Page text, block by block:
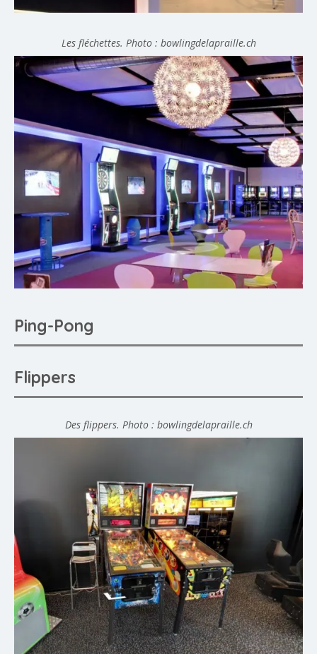
Les fléchettes. Photo : bowlingdelapraille.ch
Ping-Pong
Flippers
Des flippers. Photo : bowlingdelapraille.ch